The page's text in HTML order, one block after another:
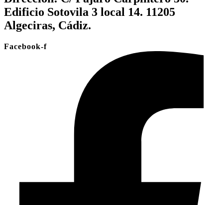
Edificio Sotovila 3 local 14. 11205
Algeciras, Cádiz.
Facebook-f